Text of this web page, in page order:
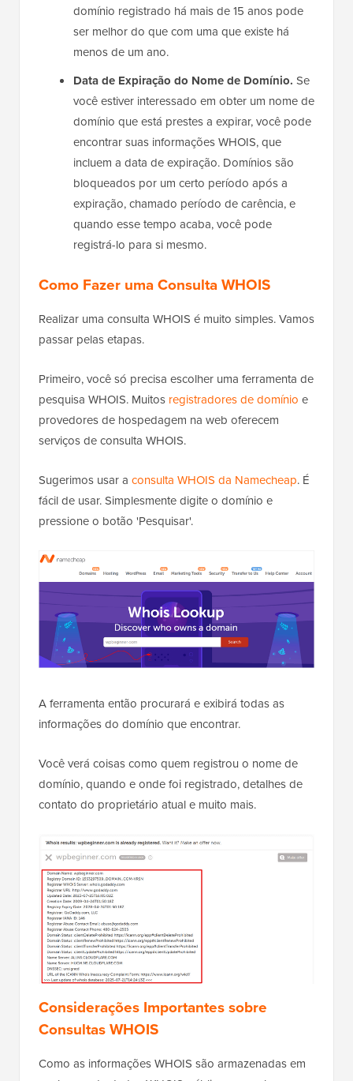
domínio registrado há mais de 15 anos pode
ser melhor do que com uma que existe há
menos de um ano.
Data de Expiração do Nome de Domínio. Se
você estiver interessado em obter um nome de
domínio que está prestes a expirar, você pode
encontrar suas informações WHOIS, que
incluem a data de expiração. Domínios são
bloqueados por um certo período após a
expiração, chamado período de carência, e
quando esse tempo acaba, você pode
registrá-lo para si mesmo.
Como Fazer uma Consulta WHOIS
Realizar uma consulta WHOIS é muito simples. Vamos
passar pelas etapas.
Primeiro, você só precisa escolher uma ferramenta de
pesquisa WHOIS. Muitos registradores de domínio e
provedores de hospedagem na web oferecem
serviços de consulta WHOIS.
Sugerimos usar a consulta WHOIS da Namecheap. É
fácil de usar. Simplesmente digite o domínio e
pressione o botão 'Pesquisar'.
A ferramenta então procurará e exibirá todas as
informações do domínio que encontrar.
Você verá coisas como quem registrou o nome de
domínio, quando e onde foi registrado, detalhes de
contato do proprietário atual e muito mais.
Considerações Importantes sobre
Consultas WHOIS
Como as informações WHOIS são armazenadas em